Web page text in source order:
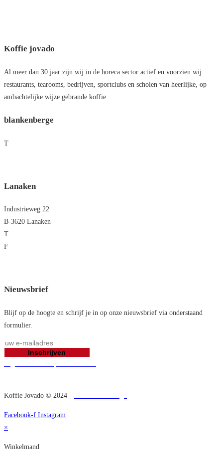
Koffie jovado
Al meer dan 30 jaar zijn wij in de horeca sector actief en voorzien wij
restaurants, tearooms, bedrijven, sportclubs en scholen van heerlijke, op
ambachtelijke wijze gebrande koffie.
blankenberge
T
Lanaken
Industrieweg 22
B-3620 Lanaken
T
F
Nieuwsbrief
Blijf op de hoogte en schrijf je in op onze nieuwsbrief via onderstaand
formulier.
Inschrijven
Koffie Jovado © 2024 –
Facebook-f Instagram
×
Winkelmand